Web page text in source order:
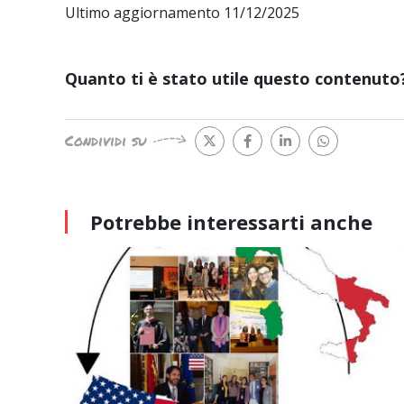
Ultimo aggiornamento 11/12/2025
Quanto ti è stato utile questo
Condividi su
Potrebbe interessarti anche